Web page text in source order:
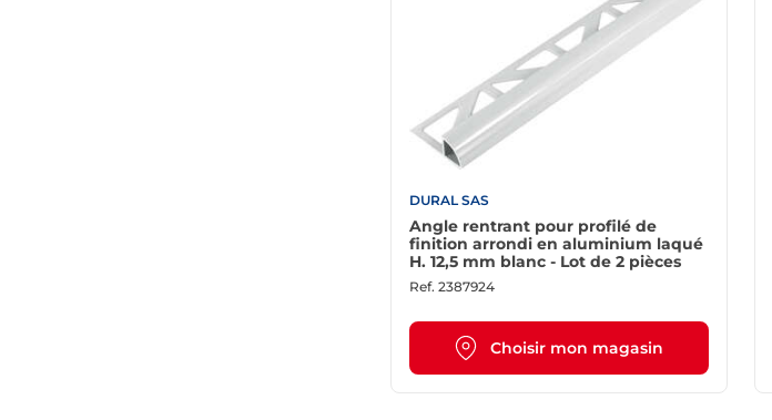
DURAL SAS
Angle rentrant pour profilé de
finition arrondi en aluminium laqué
H. 12,5 mm blanc - Lot de 2 pièces
Ref. 2387924
Choisir mon magasin